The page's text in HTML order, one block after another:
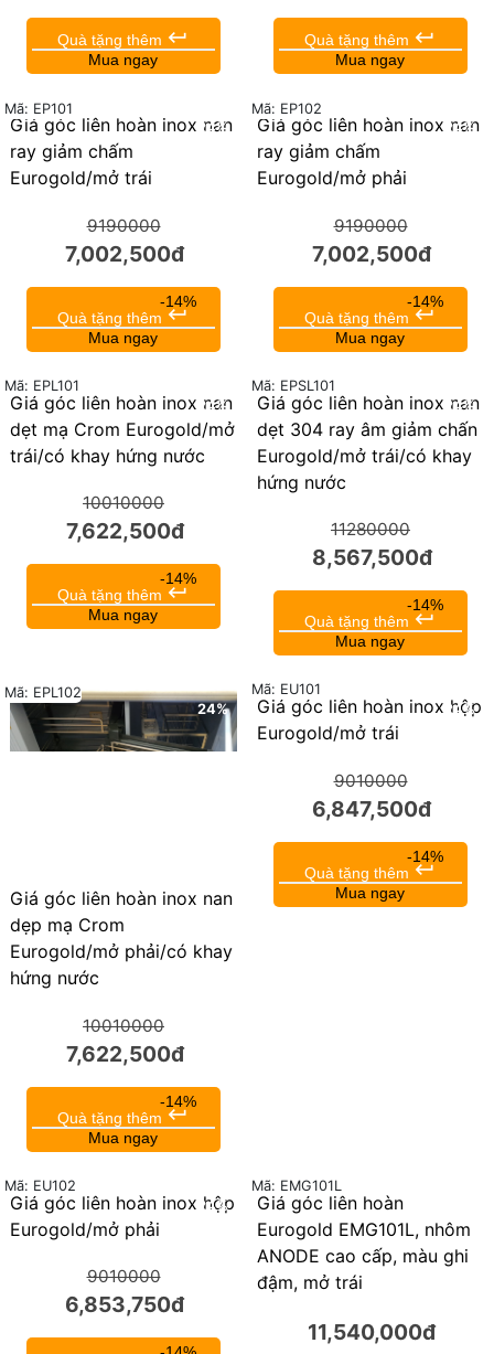
Quà tặng thêm keyboard_return
Mua ngay
Quà tặng thêm keyboard_return
Mua ngay
24%
Giá góc liên hoàn inox nan
ray giảm chấm
Eurogold/mở trái
Mã: EP101
9190000
7,002,500đ
-14%
Quà tặng thêm keyboard_return
Mua ngay
24%
Giá góc liên hoàn inox nan
ray giảm chấm
Eurogold/mở phải
Mã: EP102
9190000
7,002,500đ
-14%
Quà tặng thêm keyboard_return
Mua ngay
24%
Giá góc liên hoàn inox nan
dẹt mạ Crom Eurogold/mở
trái/có khay hứng nước
Mã: EPL101
10010000
7,622,500đ
-14%
Quà tặng thêm keyboard_return
Mua ngay
24%
Giá góc liên hoàn inox nan
dẹt 304 ray âm giảm chấn
Eurogold/mở trái/có khay
hứng nước
Mã: EPSL101
11280000
8,567,500đ
-14%
Quà tặng thêm keyboard_return
Mua ngay
24%
Giá góc liên hoàn inox nan
dẹp mạ Crom
Eurogold/mở phải/có khay
hứng nước
Mã: EPL102
10010000
7,622,500đ
-14%
Quà tặng thêm keyboard_return
Mua ngay
24%
Giá góc liên hoàn inox hộp
Eurogold/mở trái
Mã: EU101
9010000
6,847,500đ
-14%
Quà tặng thêm keyboard_return
Mua ngay
24%
Giá góc liên hoàn inox hộp
Eurogold/mở phải
Mã: EU102
9010000
6,853,750đ
Giá góc liên hoàn
Eurogold EMG101L, nhôm
ANODE cao cấp, màu ghi
đậm, mở trái
Mã: EMG101L
11,540,000đ